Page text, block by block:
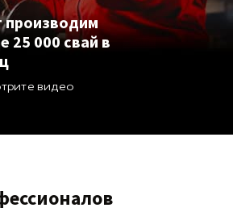
и требованиями.
по завершении всех
можно приступить к
устанавливая стены и другие
производим
25 000 свай в
видео